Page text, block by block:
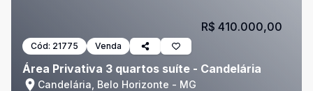
Cód: 21775 Venda
Área Privativa 3 quartos suíte - Candelária
Candelária, Belo Horizonte - MG
R$ 410.000,00